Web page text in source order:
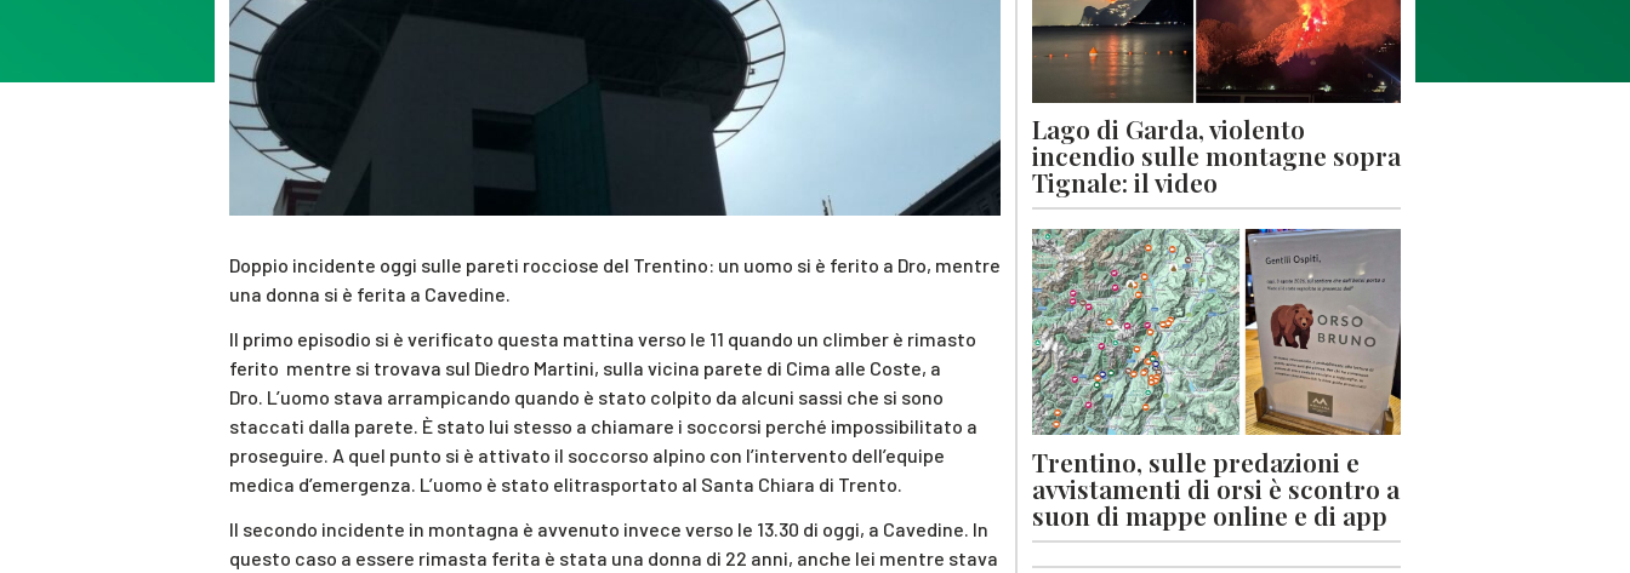
Doppio incidente oggi sulle pareti rocciose del Trentino: un uomo si è ferito a Dro, mentre
una donna si è ferita a Cavedine.
Il primo episodio si è verificato questa mattina verso le 11 quando un climber è rimasto
ferito mentre si trovava sul Diedro Martini, sulla vicina parete di Cima alle Coste, a
Dro. L’uomo stava arrampicando quando è stato colpito da alcuni sassi che si sono
staccati dalla parete. È stato lui stesso a chiamare i soccorsi perché impossibilitato a
proseguire. A quel punto si è attivato il soccorso alpino con l’intervento dell’equipe
medica d’emergenza. L’uomo è stato elitrasportato al Santa Chiara di Trento.
Il secondo incidente in montagna è avvenuto invece verso le 13.30 di oggi, a Cavedine. In
questo caso a essere rimasta ferita è stata una donna di 22 anni, anche lei mentre stava
Lago di Garda, violento
incendio sulle montagne sopra
Tignale: il video
Trentino, sulle predazioni e
avvistamenti di orsi è scontro a
suon di mappe online e di app